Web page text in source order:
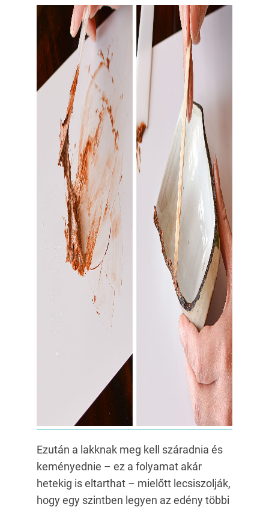
Ezután a lakknak meg kell száradnia és
keményednie – ez a folyamat akár
hetekig is eltarthat – mielőtt lecsiszolják,
hogy egy szintben legyen az edény többi